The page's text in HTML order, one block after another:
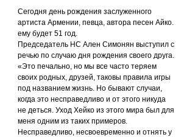
Сегодня день рождения заслуженного
артиста Армении, певца, автора песен Айко.
ему будет 51 год.
Председатель НС Ален Симонян выступил с
речью по случаю дня рождения своего друга.
«Это печально, но мы все часто теряем
своих родных, друзей, таковы правила игры
под названием жизнь. Но бывают случаи,
когда это несправедливо и от этого никуда
не деться. Уход Хейко из этого мира был для
меня одним из таких примеров.
Несправедливо, несвоевременно и отнять у